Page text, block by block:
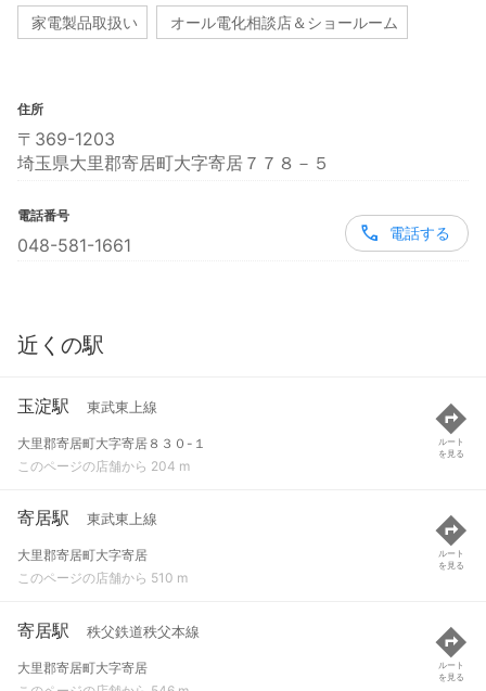
家電製品取扱い オール電化相談店＆ショールーム
住所
〒369-1203
埼玉県大里郡寄居町大字寄居７７８－５
電話番号
048-581-1661
電話する
近くの駅
玉淀駅 東武東上線
大里郡寄居町大字寄居８３０-１
このページの店舗から 204 m
ルート
を見る
寄居駅 東武東上線
大里郡寄居町大字寄居
このページの店舗から 510 m
ルート
を見る
寄居駅 秩父鉄道秩父本線
大里郡寄居町大字寄居
ルート
を見る